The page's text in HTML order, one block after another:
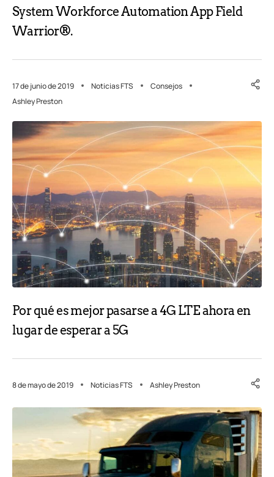
System Workforce Automation App Field
Warrior®.
17 de junio de 2019 Noticias FTS
Consejos
Ashley Preston
Por qué es mejor pasarse a 4G LTE ahora en
lugar de esperar a 5G
8 de mayo de 2019 Noticias FTS Ashley Preston